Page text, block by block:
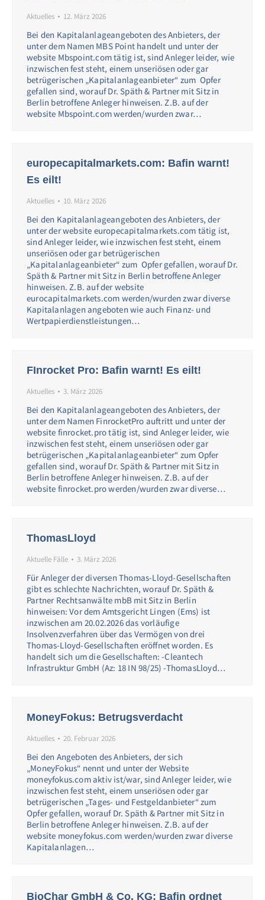
Aktuelles 12. März 2026
Bei den Kapitalanlageangeboten des Anbieters, der
unter dem Namen MBS Point handelt und unter der
website Mbspoint.com tätig ist, sind Anleger leider, wie
inzwischen fest steht, einem unseriösen oder gar
betrügerischen „Kapitalanlageanbieter“ zum Opfer
gefallen sind, worauf Dr. Späth & Partner mit Sitz in
Berlin betroffene Anleger hinweisen. Z.B. auf der
website Mbspoint.com werden/wurden zwar…
europecapitalmarkets.com: Bafin warnt!
Es eilt!
Aktuelles 10. März 2026
Bei den Kapitalanlageangeboten des Anbieters, der
unter der website europecapitalmarkets.com tätig ist,
sind Anleger leider, wie inzwischen fest steht, einem
unseriösen oder gar betrügerischen
„Kapitalanlageanbieter“ zum Opfer gefallen, worauf Dr.
Späth & Partner mit Sitz in Berlin betroffene Anleger
hinweisen. Z.B. auf der website
eurocapitalmarkets.com werden/wurden zwar diverse
Kapitalanlagen angeboten wie auch Finanz- und
Wertpapierdienstleistungen…
FInrocket Pro: Bafin warnt! Es eilt!
Aktuelles 3. März 2026
Bei den Kapitalanlageangeboten des Anbieters, der
unter dem Namen FinrocketPro auftritt und unter der
website finrocket.pro tätig ist, sind Anleger leider, wie
inzwischen fest steht, einem unseriösen oder gar
betrügerischen „Kapitalanlageanbieter“ zum Opfer
gefallen sind, worauf Dr. Späth & Partner mit Sitz in
Berlin betroffene Anleger hinweisen. Z.B. auf der
website finrocket.pro werden/wurden zwar diverse…
ThomasLloyd
Aktuelle Fälle 3. März 2026
Für Anleger der diversen Thomas-Lloyd-Gesellschaften
gibt es schlechte Nachrichten, worauf Dr. Späth &
Partner Rechtsanwälte mbB mit Sitz in Berlin
hinweisen: Vor dem Amtsgericht Lingen (Ems) ist
inzwischen am 20.02.2026 das vorläufige
Insolvenzverfahren über das Vermögen von drei
Thomas-Lloyd-Gesellschaften eröffnet worden. Es
handelt sich um die Gesellschaften: -Cleantech
Infrastruktur GmbH (Az: 18 IN 98/25) -ThomasLloyd…
MoneyFokus: Betrugsverdacht
Aktuelles 20. Februar 2026
Bei den Angeboten des Anbieters, der sich
„MoneyFokus“ nennt und unter der Website
moneyfokus.com aktiv ist/war, sind Anleger leider, wie
inzwischen fest steht, einem unseriösen oder gar
betrügerischen „Tages- und Festgeldanbieter“ zum
Opfer gefallen, worauf Dr. Späth & Partner mit Sitz in
Berlin betroffene Anleger hinweisen. Z.B. auf der
website moneyfokus.com werden/wurden zwar diverse
Kapitalanlagen…
BioChar GmbH & Co. KG: Bafin ordnet